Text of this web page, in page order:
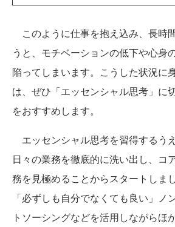
このように仕事を抱え込み、長時
うと、モチベーションの低下や心身
陥ってしまいます。こうした状況に
は、ぜひ「エッセンシャル思考」に
をおすすめします。
エッセンシャル思考を習得するう
日々の業務を徹底的に洗い出し、コ
務を見極めることからスタートしま
「必ずしも自分でなくても良い」ノ
トソーシングなどを活用しながらほ